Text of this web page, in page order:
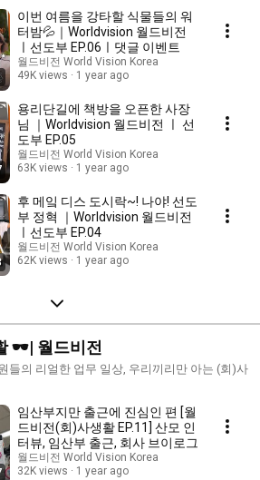
이번 여름을 강타할 식물들의 워
터밤💦｜Worldvision 월드비전
ㅣ선도부 EP.06ㅣ댓글 이벤트
월드비전 World Vision Korea
49K views
1 year ago
용리단길에 책방을 오픈한 사장
님 ｜Worldvision 월드비전 ㅣ 선
도부 EP.05
월드비전 World Vision Korea
63K views
1 year ago
후 메잌 디스 도시락~! 나야! 선도
부 정혁 ｜Worldvision 월드비전
ㅣ선도부 EP.04
월드비전 World Vision Korea
62K views
1 year ago
🕶️| 월드비전
들의 리얼한 업무 일상, 우리끼리만 아는 (회)사
임산부지만 출근에 진심인 편 [월
드비전(회)사생활 EP.11] 산모 인
터뷰, 임산부 출근, 회사 브이로그
월드비전 World Vision Korea
32K views
1 year ago